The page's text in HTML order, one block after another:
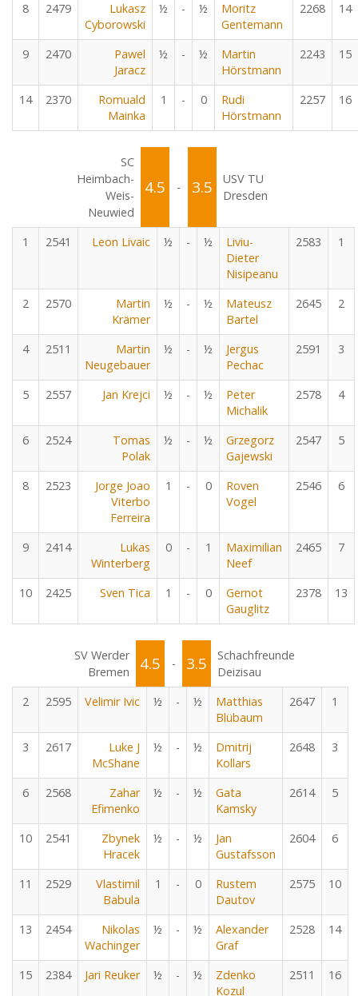
8 2479
Lukasz
Cyborowski
½ - ½
Moritz
Gentemann
2268 14
9 2470
Pawel
Jaracz
½ - ½
Martin
Hörstmann
2243 15
14 2370
Romuald
Mainka
1 - 0
Rudi
Hörstmann
2257 16
SC
Heimbach-
Weis-
Neuwied
4.5 - 3.5
USV TU
Dresden
1 2541 Leon Livaic ½ - ½
Liviu-
Dieter
Nisipeanu
2583 1
2 2570
Martin
Krämer
½ - ½
Mateusz
Bartel
2645 2
4 2511
Martin
Neugebauer
½ - ½
Jergus
Pechac
2591 3
5 2557 Jan Krejci ½ - ½
Peter
Michalik
2578 4
6 2524
Tomas
Polak
½ - ½
Grzegorz
Gajewski
2547 5
8 2523
Jorge Joao
Viterbo
Ferreira
1 - 0
Roven
Vogel
2546 6
9 2414
Lukas
Winterberg
0 - 1
Maximilian
Neef
2465 7
10 2425 Sven Tica 1 - 0
Gernot
Gauglitz
2378 13
SV Werder
Bremen
4.5 - 3.5
Schachfreunde
Deizisau
2
2595 Velimir Ivic ½ - ½
Matthias
Blübaum
2647 1
3 2617
Luke J
McShane
½ - ½
Dmitrij
Kollars
2648 3
6 2568
Zahar
Efimenko
½ - ½
Gata
Kamsky
2614 5
10 2541
Zbynek
Hracek
½ - ½
Jan
Gustafsson
2604 6
11 2529
Vlastimil
Babula
1 - 0
Rustem
Dautov
2575 10
13 2454
Nikolas
Wachinger
½ - ½
Alexander
Graf
2528 14
15 2384 Jari Reuker ½ - ½
Zdenko
Kozul
2511 16